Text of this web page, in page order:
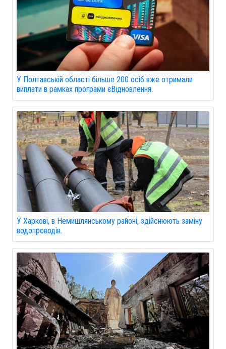
У Полтавській області більше 200 осіб вже отримали
виплати в рамках програми єВідновлення.
У Харкові, в Немишлянському районі, здійснюють заміну
водопроводів.